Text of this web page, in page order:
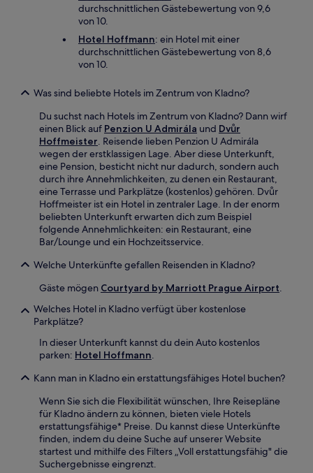
durchschnittlichen Gästebewertung von 9,6
von 10.
Hotel Hoffmann: ein Hotel mit einer
durchschnittlichen Gästebewertung von 8,6
von 10.
Was sind beliebte Hotels im Zentrum von Kladno?
Du suchst nach Hotels im Zentrum von Kladno? Dann wirf
einen Blick auf Penzion U Admirála und Dvůr
Hoffmeister. Reisende lieben Penzion U Admirála
wegen der erstklassigen Lage. Aber diese Unterkunft,
eine Pension, besticht nicht nur dadurch, sondern auch
durch ihre Annehmlichkeiten, zu denen ein Restaurant,
eine Terrasse und Parkplätze (kostenlos) gehören. Dvůr
Hoffmeister ist ein Hotel in zentraler Lage. In der enorm
beliebten Unterkunft erwarten dich zum Beispiel
folgende Annehmlichkeiten: ein Restaurant, eine
Bar/Lounge und ein Hochzeitsservice.
Welche Unterkünfte gefallen Reisenden in Kladno?
Gäste mögen Courtyard by Marriott Prague Airport.
Welches Hotel in Kladno verfügt über kostenlose
Parkplätze?
In dieser Unterkunft kannst du dein Auto kostenlos
parken: Hotel Hoffmann.
Kann man in Kladno ein erstattungsfähiges Hotel buchen?
Wenn Sie sich die Flexibilität wünschen, Ihre Reisepläne
für Kladno ändern zu können, bieten viele Hotels
erstattungsfähige* Preise. Du kannst diese Unterkünfte
finden, indem du deine Suche auf unserer Website
startest und mithilfe des Filters „Voll erstattungsfähig" die
Suchergebnisse eingrenzt.